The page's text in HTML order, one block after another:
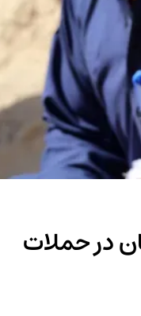
طالبان در حملات